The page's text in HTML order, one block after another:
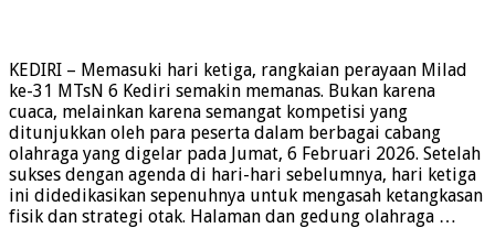
KEDIRI – Memasuki hari ketiga, rangkaian perayaan Milad
ke-31 MTsN 6 Kediri semakin memanas. Bukan karena
cuaca, melainkan karena semangat kompetisi yang
ditunjukkan oleh para peserta dalam berbagai cabang
olahraga yang digelar pada Jumat, 6 Februari 2026. Setelah
sukses dengan agenda di hari-hari sebelumnya, hari ketiga
ini didedikasikan sepenuhnya untuk mengasah ketangkasan
fisik dan strategi otak. Halaman dan gedung olahraga …